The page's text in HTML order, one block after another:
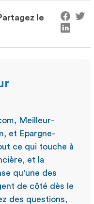
le
Meilleur-
et Epargne-
ce qui touche à
et la
qu'une des
de côté dès le
des questions,